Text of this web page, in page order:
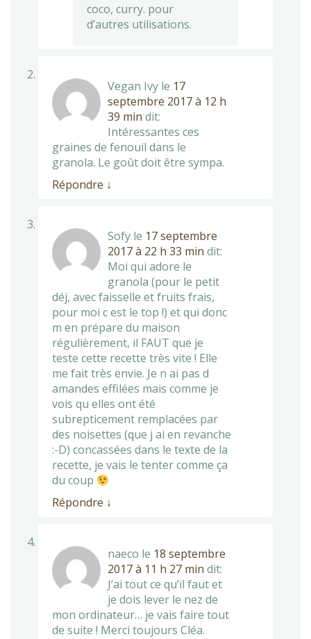
coco, curry. pour
d’autres utilisations.
Vegan Ivy le 17
septembre 2017 à 12 h
39 min dit:
Intéressantes ces
graines de fenouil dans le
granola. Le goût doit être sympa.
Répondre ↓
Sofy le 17 septembre
2017 à 22 h 33 min dit:
Moi qui adore le
granola (pour le petit
déj, avec faisselle et fruits frais,
pour moi c est le top !) et qui donc
m en prépare du maison
régulièrement, il FAUT que je
teste cette recette très vite ! Elle
me fait très envie. Je n ai pas d
amandes effilées mais comme je
vois qu elles ont été
subrepticement remplacées par
des noisettes (que j ai en revanche
:-D) concassées dans le texte de la
recette, je vais le tenter comme ça
du coup
Répondre ↓
naeco le 18 septembre
2017 à 11 h 27 min dit:
J’ai tout ce qu’il faut et
je dois lever le nez de
mon ordinateur… je vais faire tout
de suite ! Merci toujours Cléa.